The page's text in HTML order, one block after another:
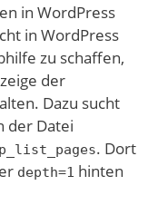
in WordPress
in WordPress
zu schaffen,
der
Dazu sucht
der Datei
. Dort
depth=1 hinten